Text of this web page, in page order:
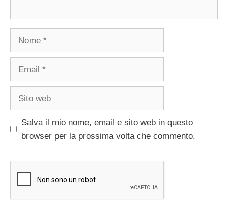
Salva il mio nome, email e sito web in questo
browser per la prossima volta che commento.